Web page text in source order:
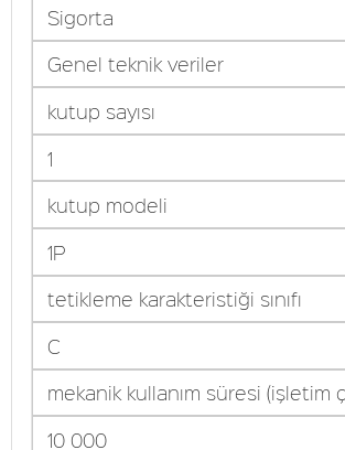
Sigorta
Genel teknik veriler
kutup sayısı
1
kutup modeli
1P
tetikleme karakteristiği sınıfı
C
mekanik kullanım süresi (işletim
10 000